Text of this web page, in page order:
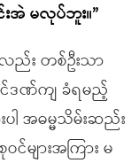
အဲ မလုပ်ဘူး။”
ည်း တစ်ဦးသာ
င်ဒဏ်ကျ ခံရမည့်
ပါ အဓမ္မသိမ်းဆည်း
များအကြား မ